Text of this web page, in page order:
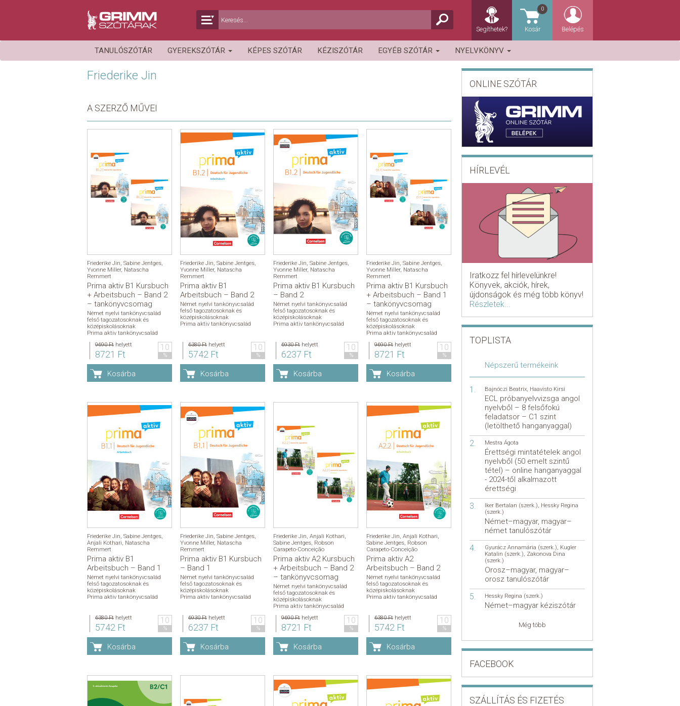
Belépés
Kosár
0
Segíthetek?
TANULÓSZÓTÁR GYEREKSZÓTÁR KÉPES SZÓTÁR KÉZISZÓTÁR EGYÉB SZÓTÁR NYELVKÖNYV
Friederike Jin
A SZERZŐ MŰVEI
Friederike Jin, Sabine Jentges,
Yvonne Miller, Natascha
Remmert
Prima aktiv B1 Kursbuch
+ Arbeitsbuch – Band 2
– tankönyvcsomag
Német nyelvi tankönyvcsalád
felső tagozatosoknak és
középiskolásoknak
Prima aktiv tankönyvcsalád
9690 Ft helyett
8721 Ft
10
%
Kosárba
Friederike Jin, Sabine Jentges,
Yvonne Miller, Natascha
Remmert
Prima aktiv B1
Arbeitsbuch – Band 2
Német nyelvi tankönyvcsalád
felső tagozatosoknak és
középiskolásoknak
Prima aktiv tankönyvcsalád
6380 Ft helyett
5742 Ft
10
%
Kosárba
Friederike Jin, Sabine Jentges,
Yvonne Miller, Natascha
Remmert
Prima aktiv B1 Kursbuch
– Band 2
Német nyelvi tankönyvcsalád
felső tagozatosoknak és
középiskolásoknak
Prima aktiv tankönyvcsalád
6930 Ft helyett
6237 Ft
10
%
Kosárba
Friederike Jin, Sabine Jentges,
Yvonne Miller, Natascha
Remmert
Prima aktiv B1 Kursbuch
+ Arbeitsbuch – Band 1
– tankönyvcsomag
Német nyelvi tankönyvcsalád
felső tagozatosoknak és
középiskolásoknak
Prima aktiv tankönyvcsalád
9690 Ft helyett
8721 Ft
10
%
Kosárba
Friederike Jin, Sabine Jentges,
Anjali Kothari, Natascha
Remmert
Prima aktiv B1
Arbeitsbuch – Band 1
Német nyelvi tankönyvcsalád
felső tagozatosoknak és
középiskolásoknak
Prima aktiv tankönyvcsalád
6380 Ft helyett
5742 Ft
10
%
Kosárba
Friederike Jin, Sabine Jentges,
Yvonne Miller, Natascha
Remmert
Prima aktiv B1 Kursbuch
– Band 1
Német nyelvi tankönyvcsalád
felső tagozatosoknak és
középiskolásoknak
Prima aktiv tankönyvcsalád
6930 Ft helyett
6237 Ft
10
%
Kosárba
Friederike Jin, Anjali Kothari,
Sabine Jentges, Robson
Carapeto-Conceição
Prima aktiv A2 Kursbuch
+ Arbeitsbuch – Band 2
– tankönyvcsomag
Német nyelvi tankönyvcsalád
felső tagozatosoknak és
középiskolásoknak
Prima aktiv tankönyvcsalád
9690 Ft helyett
8721 Ft
10
%
Kosárba
Friederike Jin, Anjali Kothari,
Sabine Jentges, Robson
Carapeto-Conceição
Prima aktiv A2
Arbeitsbuch – Band 2
Német nyelvi tankönyvcsalád
felső tagozatosoknak és
középiskolásoknak
Prima aktiv tankönyvcsalád
6380 Ft helyett
5742 Ft
10
%
Kosárba
ONLINE SZÓTÁR
HÍRLEVÉL
Iratkozz fel hírlevelünkre!
Könyvek, akciók, hírek,
újdonságok és még több könyv!
Részletek...
TOPLISTA
Népszerű termékeink
Bajnóczi Beatrix, Haavisto Kirsi
ECL próbanyelvvizsga angol
nyelvből – 8 felsőfokú
feladatsor – C1 szint
(letölthető hanganyaggal)
Mestra Ágota
Érettségi mintatételek angol
nyelvből (50 emelt szintű
tétel) – online hanganyaggal
- 2024-től alkalmazott
érettségi
Iker Bertalan (szerk.), Hessky Regina
(szerk.)
Német–magyar, magyar–
német tanulószótár
Gyurácz Annamária (szerk.), Kugler
Katalin (szerk.), Zakonova Dina
(szerk.)
Orosz–magyar, magyar–
orosz tanulószótár
Hessky Regina (szerk.)
Német–magyar kéziszótár
Még több
FACEBOOK
SZÁLLÍTÁS ÉS FIZETÉS